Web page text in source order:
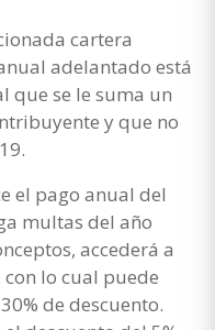
cartera
adelantado está
que se le suma un
y que no
el pago anual del
multas del año
accederá a
lo cual puede
de descuento.